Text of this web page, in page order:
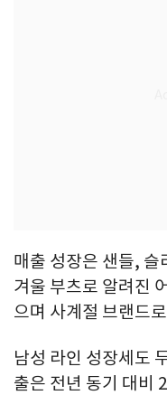
매출 성장은 샌들, 슬
겨울 부츠로 알려진
으며 사계절 브랜드
남성 라인 성장세도
출은 전년 동기 대비